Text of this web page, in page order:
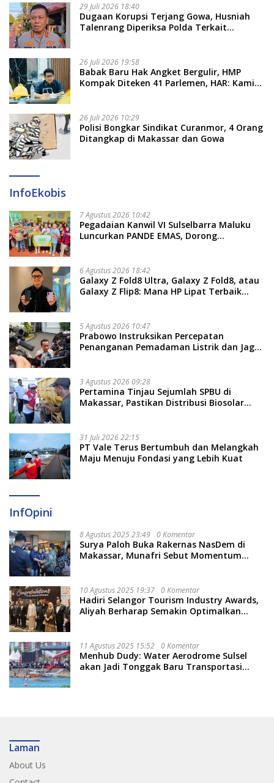
29 Juli 2026 18:40
Dugaan Korupsi Terjang Gowa, Husniah
Talenrang Diperiksa Polda Terkait
26 Juli 2026 19:58
​Babak Baru Hak Angket Bergulir, HMP
Kompak Diteken 41 Parlemen, HAR: Kami
26 Juli 2026 10:29
Polisi Bongkar Sindikat Curanmor, 4 Orang
Ditangkap di Makassar dan Gowa
InfoEkobis
7 Agustus 2026 10:42
Pegadaian Kanwil VI Sulselbarra Maluku
Luncurkan PANDE EMAS, Dorong
6 Agustus 2026 18:42
Galaxy Z Fold8 Ultra, Galaxy Z Fold8, atau
Galaxy Z Flip8: Mana HP Lipat Terbaik
5 Agustus 2026 10:47
Prabowo Instruksikan Percepatan
Penanganan Pemadaman Listrik dan Jaga
3 Agustus 2026 09:28
Pertamina Tinjau Sejumlah SPBU di
Makassar, Pastikan Distribusi Biosolar
31 Juli 2026 22:15
PT Vale Terus Bertumbuh dan Melangkah
Maju Menuju Fondasi yang Lebih Kuat
InfOpini
8 Agustus 2025 23:49 0 Komentar
Surya Paloh Buka Rakernas NasDem di
Makassar, Munafri Sebut Momentum
10 Agustus 2025 19:37 0 Komentar
Hadiri Selangor Tourism Industry Awards,
Aliyah Berharap Semakin Optimalkan
11 Agustus 2025 15:52 0 Komentar
Menhub Dudy: Water Aerodrome Sulsel
akan Jadi Tonggak Baru Transportasi
Laman
About Us